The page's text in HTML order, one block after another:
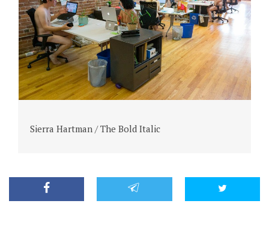
Sierra Hartman / The Bold Italic